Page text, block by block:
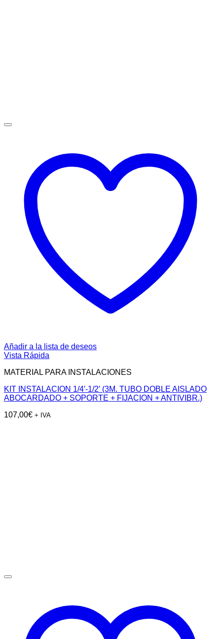
Añadir a la lista de deseos
Vista Rápida
MATERIAL PARA INSTALACIONES
KIT INSTALACION 1/4′-1/2′ (3M. TUBO DOBLE AISLADO
ABOCARDADO + SOPORTE + FIJACION + ANTIVIBR.)
107,00€ + IVA